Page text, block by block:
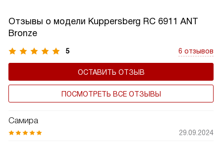
Отзывы о модели Kuppersberg RC 6911 ANT
Bronze
5 6 отзывов
ОСТАВИТЬ ОТЗЫВ
ПОСМОТРЕТЬ ВСЕ ОТЗЫВЫ
Самира
29.09.2024